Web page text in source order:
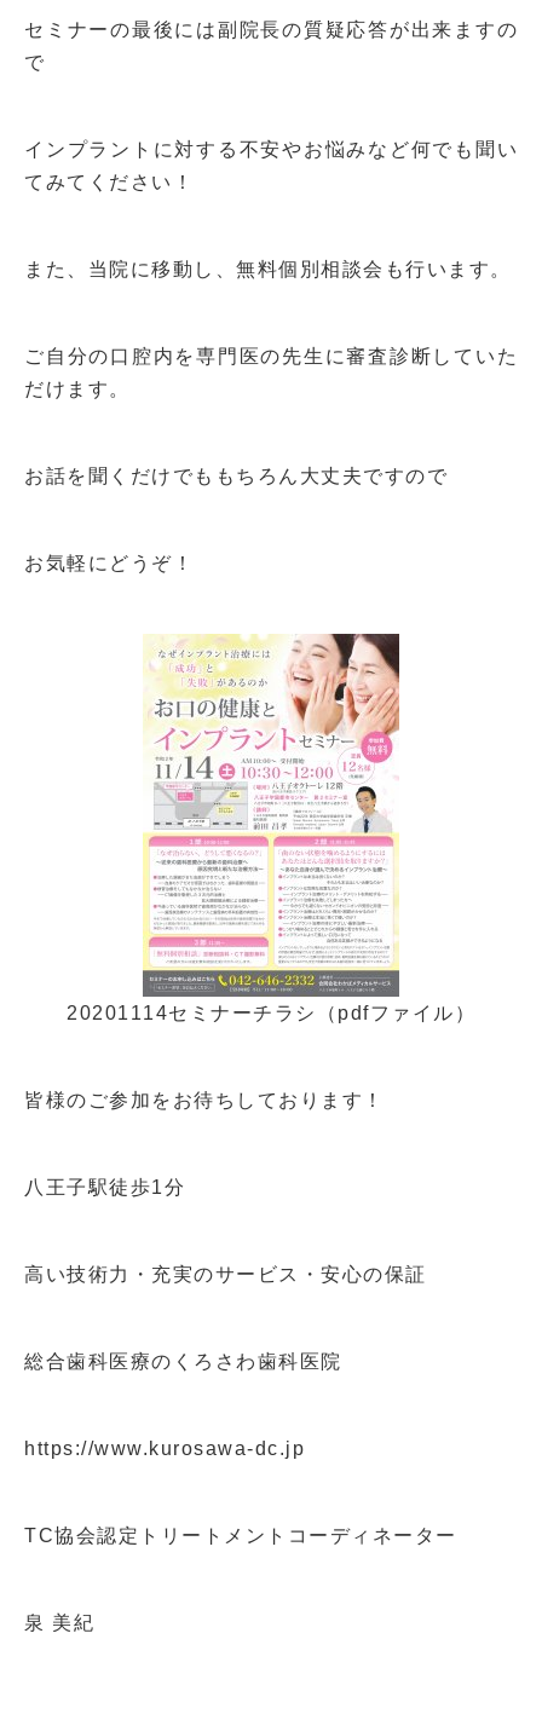
セミナーの最後には副院長の質疑応答が出来ますの
で
インプラントに対する不安やお悩みなど何でも聞い
てみてください！
また、当院に移動し、無料個別相談会も行います。
ご自分の口腔内を専門医の先生に審査診断していた
だけます。
お話を聞くだけでももちろん大丈夫ですので
お気軽にどうぞ！
20201114セミナーチラシ（pdfファイル）
皆様のご参加をお待ちしております！
八王子駅徒歩1分
高い技術力・充実のサービス・安心の保証
総合歯科医療のくろさわ歯科医院
https://www.kurosawa-dc.jp
TC協会認定トリートメントコーディネーター
泉 美紀